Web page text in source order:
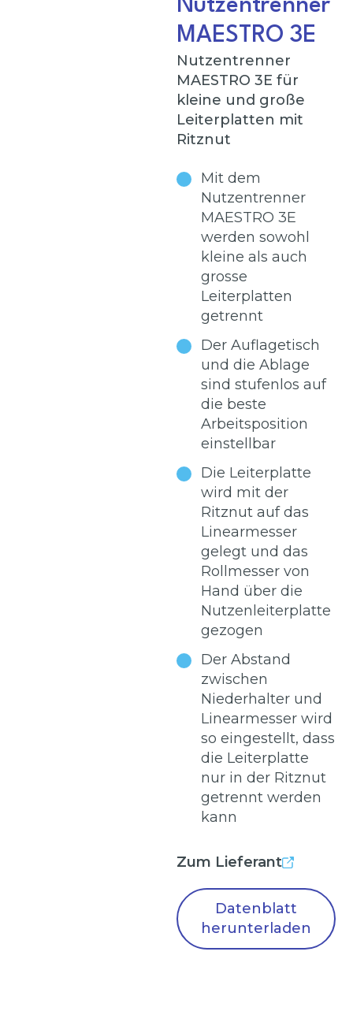
Nutzentrenner
MAESTRO 3E
Nutzentrenner
MAESTRO 3E für
kleine und große
Leiterplatten mit
Ritznut
Mit dem
Nutzentrenner
MAESTRO 3E
werden sowohl
kleine als auch
grosse
Leiterplatten
getrennt
Der Auflagetisch
und die Ablage
sind stufenlos auf
die beste
Arbeitsposition
einstellbar
Die Leiterplatte
wird mit der
Ritznut auf das
Linearmesser
gelegt und das
Rollmesser von
Hand über die
Nutzenleiterplatte
gezogen
Der Abstand
zwischen
Niederhalter und
Linearmesser wird
so eingestellt, dass
die Leiterplatte
nur in der Ritznut
getrennt werden
kann
Zum Lieferant
Datenblatt
herunterladen